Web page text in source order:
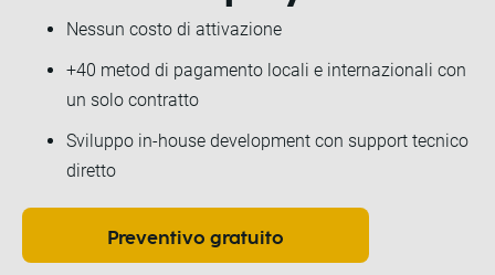
Nessun costo di attivazione
+40 metod di pagamento locali e internazionali con
un solo contratto
Sviluppo in-house development con support tecnico
diretto
Preventivo gratuito